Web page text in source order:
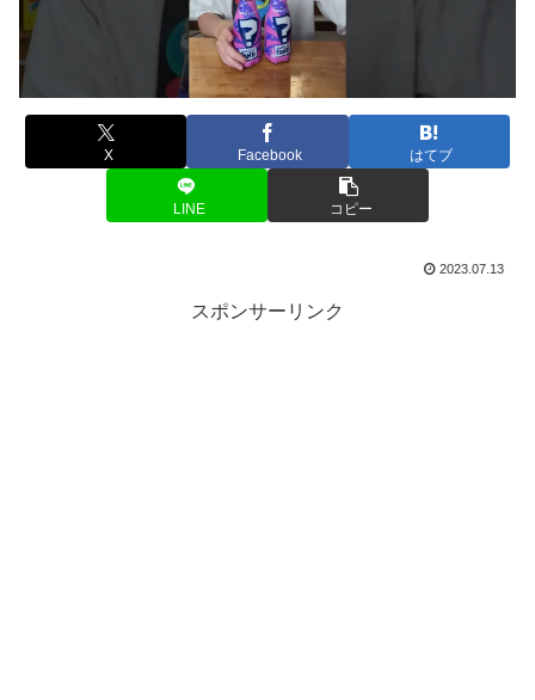
X Facebook はてブ
LINE コピー
2023.07.13
スポンサーリンク